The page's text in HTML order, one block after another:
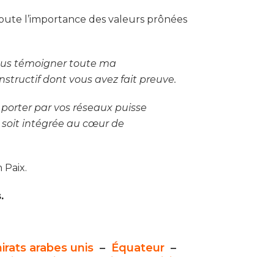
l’importance des valeurs prônées
témoigner toute ma
dont vous avez fait preuve.
par vos réseaux puisse
soit intégrée au cœur de
arabes unis– Équateur–